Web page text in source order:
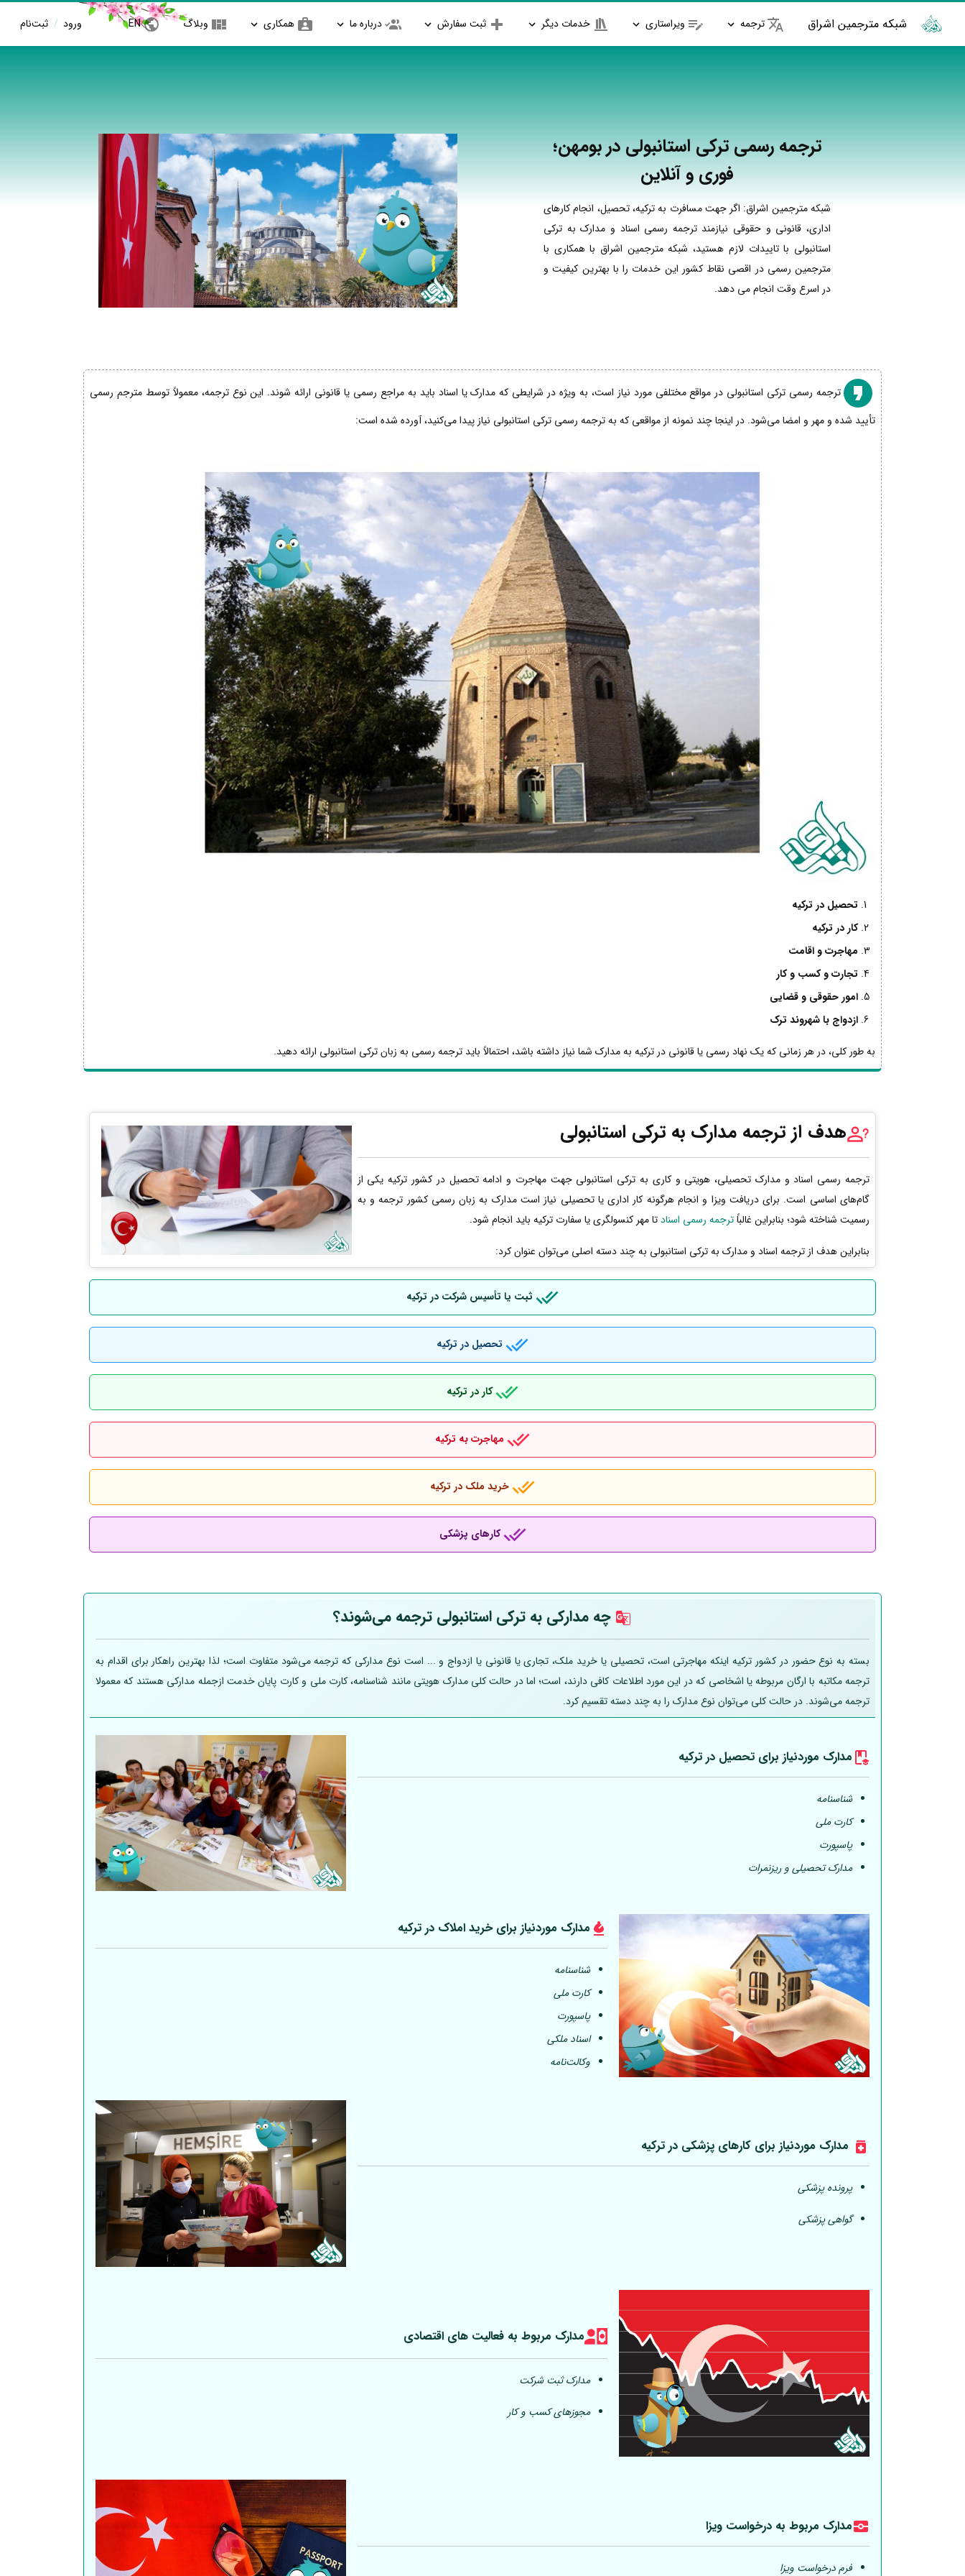
شبکه مترجمین اشراق ترجمه ویراستاری خدمات دیگر ثبت سفارش درباره ما همکاری وبلاگ EN ورود / ثبت‌نام
ترجمه رسمی ترکی استانبولی در بومهن؛
فوری و آنلاین
شبکه مترجمین اشراق: اگر جهت مسافرت به ترکیه، تحصیل، انجام کارهای
اداری، قانونی و حقوقی نیازمند ترجمه رسمی اسناد و مدارک به ترکی
استانبولی با تاییدات لازم هستید، شبکه مترجمین اشراق با همکاری با
مترجمین رسمی در اقصی نقاط کشور این خدمات را با بهترین کیفیت و
در اسرع وقت انجام می دهد.
ترجمه رسمی ترکی استانبولی در مواقع مختلفی مورد نیاز است، به ویژه در شرایطی که مدارک یا اسناد باید به مراجع رسمی یا قانونی ارائه شوند. این نوع ترجمه، معمولاً توسط مترجم رسمی
تأیید شده و مهر و امضا می‌شود. در اینجا چند نمونه از مواقعی که به ترجمه رسمی ترکی استانبولی نیاز پیدا می‌کنید، آورده شده است:
تحصیل در ترکیه
کار در ترکیه
مهاجرت و اقامت
تجارت و کسب و کار
امور حقوقی و قضایی
ازدواج با شهروند ترک
به طور کلی، در هر زمانی که یک نهاد رسمی یا قانونی در ترکیه به مدارک شما نیاز داشته باشد، احتمالاً باید ترجمه رسمی به زبان ترکی استانبولی ارائه دهید.
هدف از ترجمه مدارک به ترکی استانبولی
ترجمه رسمی اسناد و مدارک تحصیلی، هویتی و کاری به ترکی استانبولی جهت مهاجرت و ادامه تحصیل در کشور ترکیه یکی از
گام‌های اساسی است. برای دریافت ویزا و انجام هرگونه کار اداری یا تحصیلی نیاز است مدارک به زبان رسمی کشور ترجمه و به
رسمیت شناخته شود؛ بنابراین غالباًترجمه رسمی اسنادتا مهر کنسولگری یا سفارت ترکیه باید انجام شود.
بنابراین هدف از ترجمه اسناد و مدارک به ترکی استانبولی به چند دسته اصلی می‌توان عنوان کرد:
ثبت یا تأسیس شرکت در ترکیه
تحصیل در ترکیه
کار در ترکیه
مهاجرت به ترکیه
خرید ملک در ترکیه
کارهای پزشکی
چه مدارکی به ترکی استانبولی ترجمه می‌شوند؟
بسته به نوع حضور در کشور ترکیه اینکه مهاجرتی است، تحصیلی یا خرید ملک، تجاری یا قانونی یا ازدواج و ... است نوع مدارکی که ترجمه می‌شود متفاوت است؛ لذا بهترین راهکار برای اقدام به
ترجمه مکاتبه با ارگان مربوطه یا اشخاصی که در این مورد اطلاعات کافی دارند، است؛ اما در حالت کلی مدارک هویتی مانند شناسنامه، کارت ملی و کارت پایان خدمت ازجمله مدارکی هستند که معمولا
ترجمه می‌شوند. در حالت کلی می‌توان نوع مدارک را به چند دسته تقسیم کرد.
مدارک موردنیاز برای تحصیل در ترکیه
شناسنامه
کارت ملی
پاسپورت
مدارک تحصیلی و ریزنمرات
مدارک موردنیاز برای خرید املاک در ترکیه
شناسنامه
کارت ملی
پاسپورت
اسناد ملکی
وکالت‌نامه
مدارک موردنیاز برای کارهای پزشکی در ترکیه
پرونده پزشکی
گواهی پزشکی
مدارک مربوط به فعالیت های اقتصادی
مدارک ثبت شرکت
مجوزهای کسب و کار
مدارک مربوط به درخواست ویزا
فرم درخواست ویزا